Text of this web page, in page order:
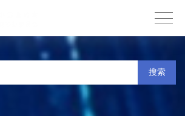
搜索